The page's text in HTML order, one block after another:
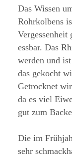
Das Wissen
Rohrkolbens
Vergessenheit
essbar. Das
werden und
das gekocht
Getrocknet
da es viel
gut zum
Die im
sehr